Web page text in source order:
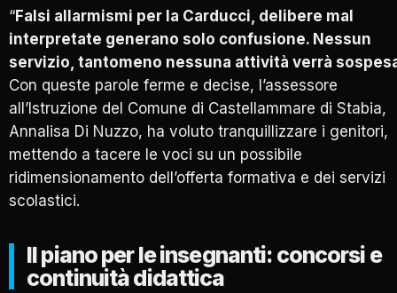
“Falsi allarmismi per la Carducci, delibere mal
interpretate generano solo confusione. Nessun
servizio, tantomeno nessuna attività verrà
Con queste parole ferme e decise, l’assessore
all’Istruzione del Comune di Castellammare di Stabia,
Annalisa Di Nuzzo, ha voluto tranquillizzare i genitori,
mettendo a tacere le voci su un possibile
ridimensionamento dell’offerta formativa e dei servizi
scolastici.
Il piano per le insegnanti: concorsi e
continuità didattica